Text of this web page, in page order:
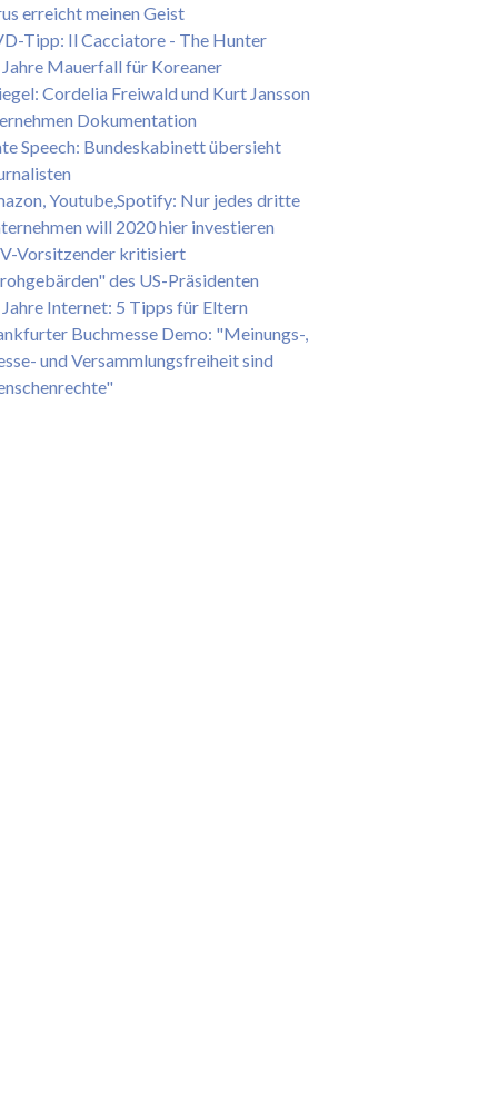
erreicht meinen Geist
Tipp: Il Cacciatore - The Hunter
Jahre Mauerfall für Koreaner
Cordelia Freiwald und Kurt Jansson
Dokumentation
Speech: Bundeskabinett übersieht
Youtube,Spotify: Nur jedes dritte
will 2020 hier investieren
Vorsitzender kritisiert
des US-Präsidenten
Internet: 5 Tipps für Eltern
Buchmesse Demo: "Meinungs-,
und Versammlungsfreiheit sind